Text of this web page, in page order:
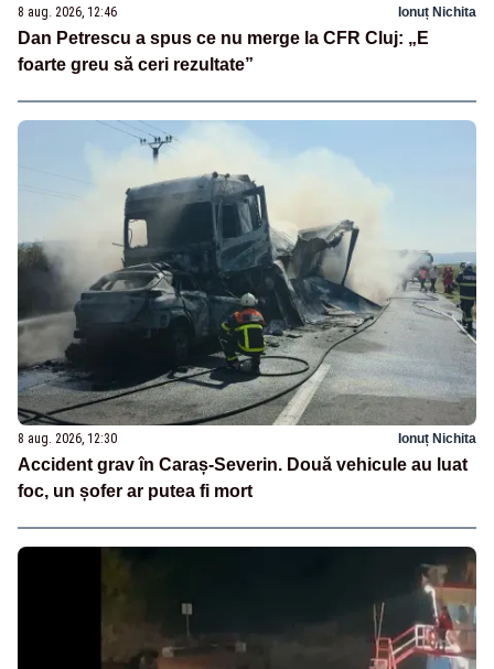
8 aug. 2026, 12:46 Ionuț Nichita
Dan Petrescu a spus ce nu merge la CFR Cluj: „E
foarte greu să ceri rezultate”
8 aug. 2026, 12:30 Ionuț Nichita
Accident grav în Caraș-Severin. Două vehicule au luat
foc, un șofer ar putea fi mort